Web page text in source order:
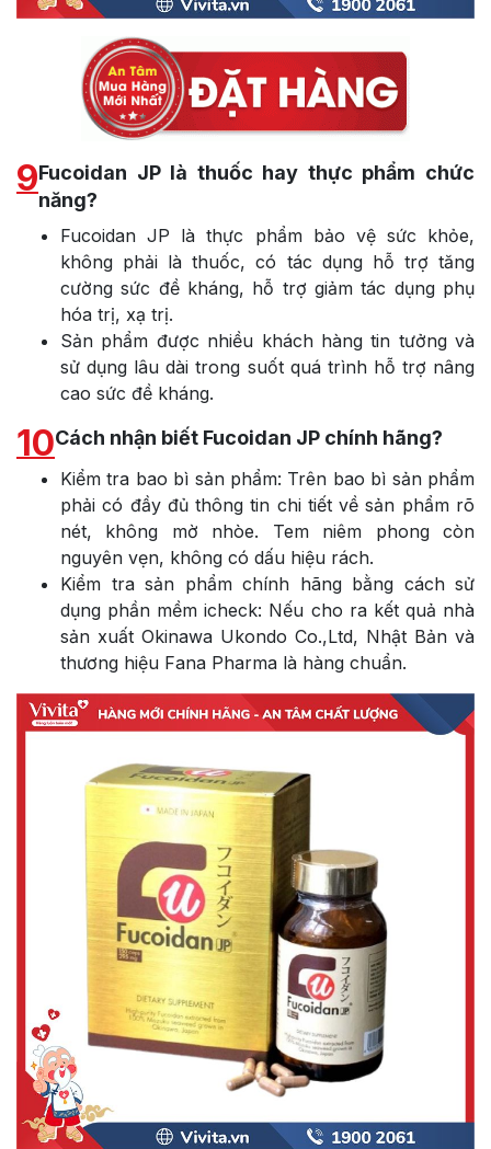
9Fucoidan JP là thuốc hay thực phẩm chức
năng?
Fucoidan JP là thực phẩm bảo vệ sức khỏe,
không phải là thuốc, có tác dụng hỗ trợ tăng
cường sức đề kháng, hỗ trợ giảm tác dụng phụ
hóa trị, xạ trị.
Sản phẩm được nhiều khách hàng tin tưởng và
sử dụng lâu dài trong suốt quá trình hỗ trợ nâng
cao sức đề kháng.
10Cách nhận biết Fucoidan JP chính hãng?
Kiểm tra bao bì sản phẩm: Trên bao bì sản phẩm
phải có đầy đủ thông tin chi tiết về sản phẩm rõ
nét, không mờ nhòe. Tem niêm phong còn
nguyên vẹn, không có dấu hiệu rách.
Kiểm tra sản phẩm chính hãng bằng cách sử
dụng phần mềm icheck: Nếu cho ra kết quả nhà
sản xuất Okinawa Ukondo Co.,Ltd, Nhật Bản và
thương hiệu Fana Pharma là hàng chuẩn.